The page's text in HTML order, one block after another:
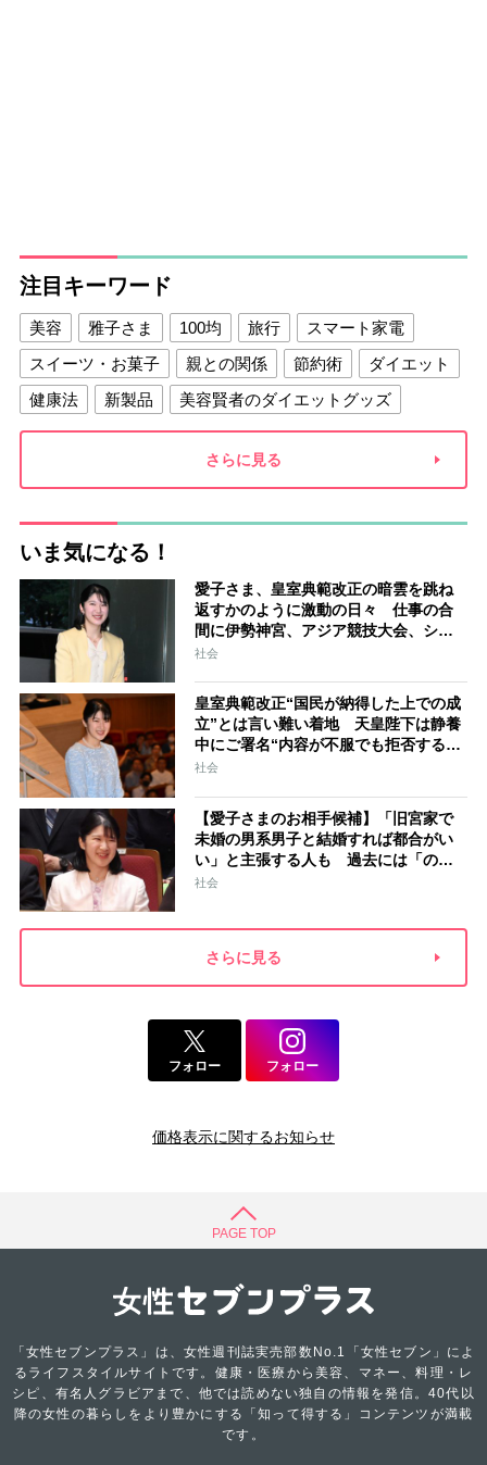
注目キーワード
美容 雅子さま 100均 旅行
スマート家電
スイーツ・お菓子
親との関係 節約術
ダイエット
健康法
新製品
美容賢者のダイエットグッズ
夫との関係
新津春子 どか食い
さらに見る
いま気になる！
愛子さま、皇室典範改正の暗雲を跳ね
返すかのように激動の日々 仕事の合
間に伊勢神宮、アジア競技大会、シン
ガポール…スケジュールはびっしり
社会
皇室典範改正“国民が納得した上での成
立”とは言い難い着地 天皇陛下は静養
中にご署名“内容が不服でも拒否するこ
とはできない” 米大手紙は男系男子に
社会
【愛子さまのお相手候補】「旧宮家で
未婚の男系男子と結婚すれば都合がい
い」と主張する人も 過去には「のび
太くん」「野球部エース」「華道家元
社会
さらに見る
フォロー フォロー
価格表示に関するお知らせ
PAGE TOP
「女性セブンプラス」は、女性週刊誌実売部数No.1「女性セブン」によ
るライフスタイルサイトです。健康・医療から美容、マネー、料理・レ
シピ、有名人グラビアまで、他では読めない独自の情報を発信。40代以
降の女性の暮らしをより豊かにする「知って得する」コンテンツが満載
です。